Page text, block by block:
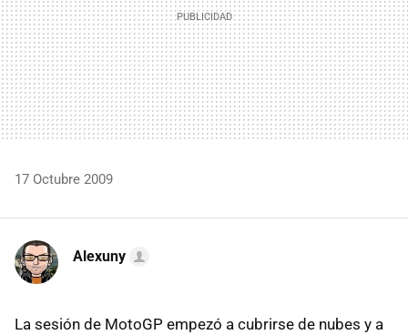
17 Octubre 2009
Alexuny
La sesión de MotoGP empezó a cubrirse de nubes y a